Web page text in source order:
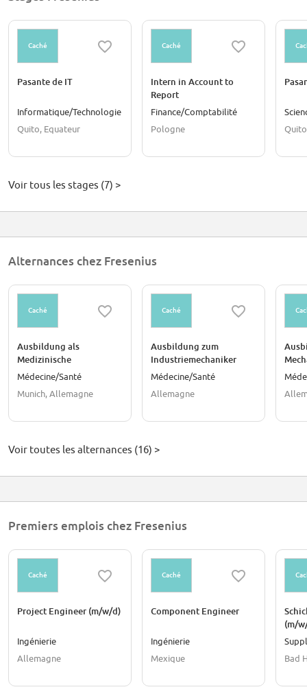
Caché
Pasante de IT
Informatique/Technologie
Quito, Equateur
Caché
Intern in Account to
Report
Finance/Comptabilité
Pologne
Voir tous les stages (7) >
Alternances chez Fresenius
Caché
Ausbildung als
Medizinische
Fachangestellte (m/w/d)
Médecine/Santé
Munich, Allemagne
Caché
Ausbildung zum
Industriemechaniker
(m/w/d) 2027
Médecine/Santé
Allemagne
2027
Voir toutes les alternances (16) >
Premiers emplois chez Fresenius
Caché
Project Engineer (m/w/d)
Ingénierie
Allemagne
Caché
Component Engineer
Ingénierie
Mexique
(m/
Jahre
Bad